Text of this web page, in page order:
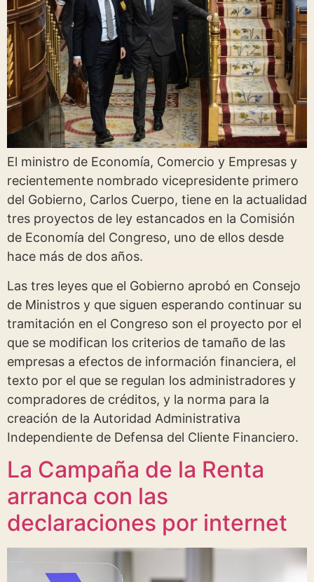
El ministro de Economía, Comercio y Empresas y
recientemente nombrado vicepresidente primero
del Gobierno, Carlos Cuerpo, tiene en la actualidad
tres proyectos de ley estancados en la Comisión
de Economía del Congreso, uno de ellos desde
hace más de dos años.
Las tres leyes que el Gobierno aprobó en Consejo
de Ministros y que siguen esperando continuar su
tramitación en el Congreso son el proyecto por el
que se modifican los criterios de tamaño de las
empresas a efectos de información financiera, el
texto por el que se regulan los administradores y
compradores de créditos, y la norma para la
creación de la Autoridad Administrativa
Independiente de Defensa del Cliente Financiero.
La Campaña de la Renta
arranca con las
declaraciones por internet